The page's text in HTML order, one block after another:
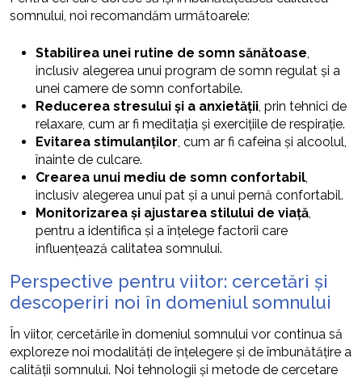
somnului, noi recomandăm următoarele:
Stabilirea unei rutine de somn sănătoase,
inclusiv alegerea unui program de somn regulat și a
unei camere de somn confortabile.
Reducerea stresului și a anxietății, prin tehnici de
relaxare, cum ar fi meditația și exercițiile de respirație.
Evitarea stimulanților, cum ar fi cafeina și alcoolul,
înainte de culcare.
Crearea unui mediu de somn confortabil,
inclusiv alegerea unui pat și a unui pernă confortabil.
Monitorizarea și ajustarea stilului de viață,
pentru a identifica și a înțelege factorii care
influențează calitatea somnului.
Perspective pentru viitor: cercetări și
descoperiri noi în domeniul somnului
În viitor, cercetările în domeniul somnului vor continua să
exploreze noi modalități de înțelegere și de îmbunătățire a
calității somnului. Noi tehnologii și metode de cercetare